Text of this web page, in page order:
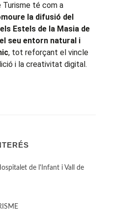
Turisme té com a
la difusió del
Estels de la Masia de
seu entorn natural i
, tot reforçant el vincle
i la creativitat digital.
de l'Infant i Vall de